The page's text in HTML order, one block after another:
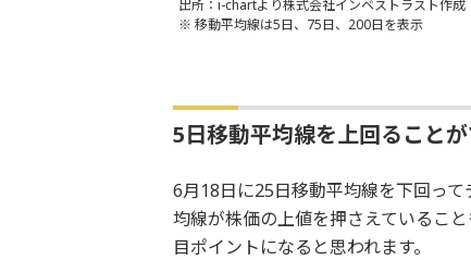
出所：i-chartより株式会社インベストラスト作成
※ 移動平均線は5日、75日、200日を表示
5日移動平均線を上回ること
6月18日に25日移動平均線を下回っ
均線が株価の上値を押さえているこ
目ポイントになると思われます。